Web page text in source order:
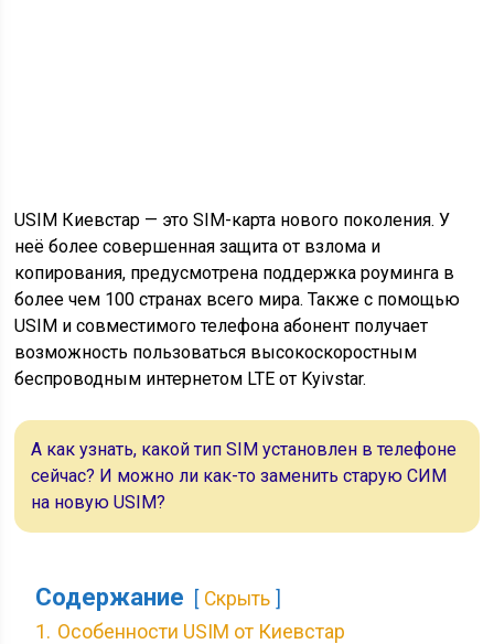
USIM Киевстар — это SIM-карта нового поколения. У
неё более совершенная защита от взлома и
копирования, предусмотрена поддержка роуминга в
более чем 100 странах всего мира. Также с помощью
USIM и совместимого телефона абонент получает
возможность пользоваться высокоскоростным
беспроводным интернетом LTE от Kyivstar.
А как узнать, какой тип SIM установлен в телефоне
сейчас? И можно ли как-то заменить старую СИМ
на новую USIM?
Содержание Скрыть
1. Особенности USIM от Киевстар